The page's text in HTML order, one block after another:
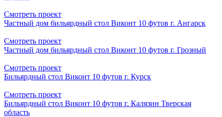
Смотреть проект
Частный дом бильярдный стол Виконт 10 футов г. Ангарск
Смотреть проект
Частный дом бильярдный стол Виконт 10 футов г. Грозный
Смотреть проект
Бильярдный стол Виконт 10 футов г. Курск
Смотреть проект
Бильярдный стол Виконт 10 футов г. Калязин Тверская
область